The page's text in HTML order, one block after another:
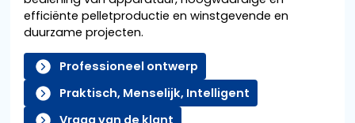
efficiënte pelletproductie en winstgevende en
duurzame projecten.
Professioneel ontwerp
Praktisch, Menselijk, Intelligent
Vraag van de klant